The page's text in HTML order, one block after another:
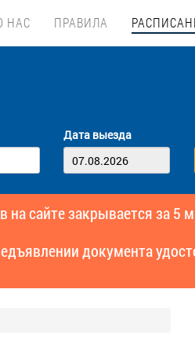
НАС ПРАВИЛА
Дата выезда
сайте закрывается за 5
документа